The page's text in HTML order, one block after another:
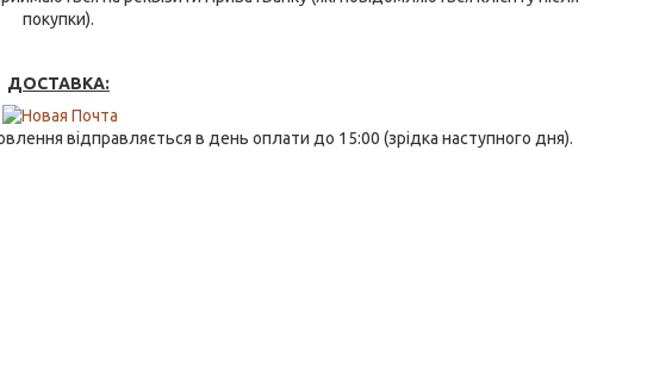
покупки).
ДОСТАВКА:
відправляється в день оплати до 15:00 (зрідка наступного дня).